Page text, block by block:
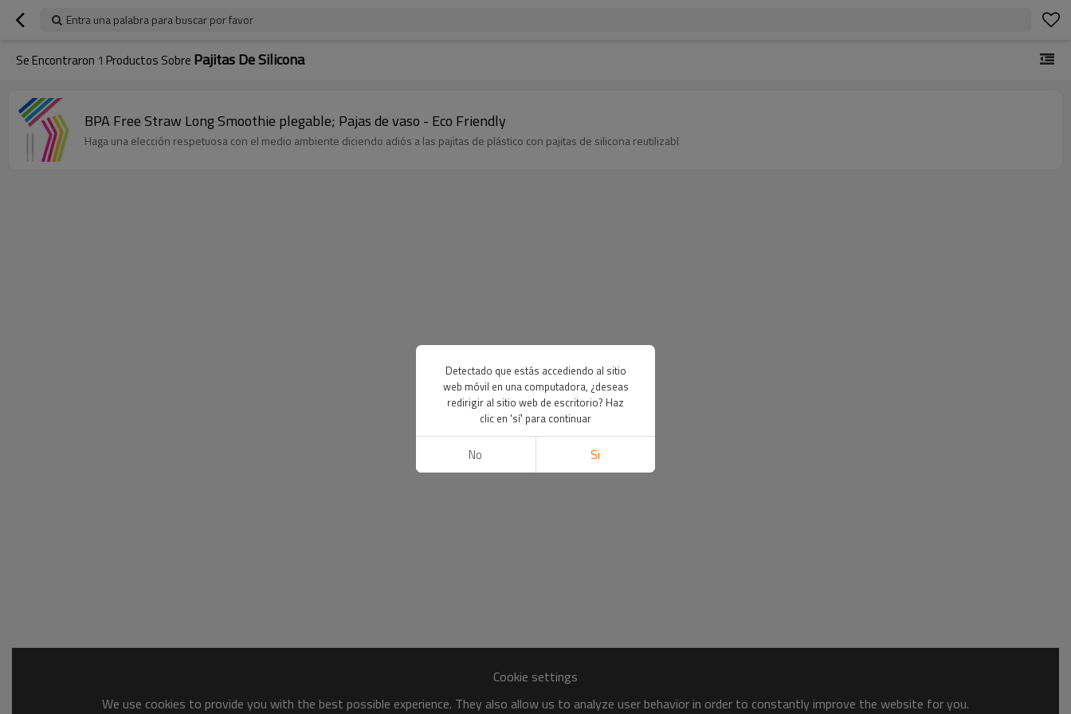
Entra una palabra para buscar por favor
Se Encontraron 1 Productos Sobre Pajitas De Silicona
BPA Free Straw Long Smoothie plegable; Pajas de vaso - Eco Friendly
Haga una elección respetuosa con el medio ambiente diciendo adiós a las pajitas de plástico con pajitas de silicona reutilizabl
Cookie settings
We use cookies to provide you with the best possible experience. They also allow us to analyze user behavior in order to constantly improve the website for you.
Detectado que estás accediendo al sitio
web móvil en una computadora, ¿deseas
redirigir al sitio web de escritorio? Haz
clic en 'sí' para continuar
No Si